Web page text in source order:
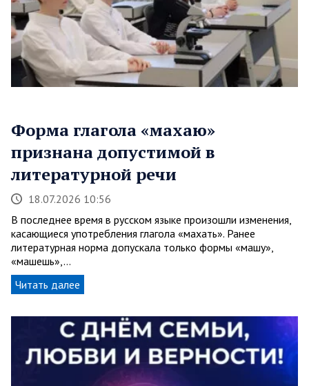
Форма глагола «махаю»
признана допустимой в
литературной речи
18.07.2026 10:56
В последнее время в русском языке произошли изменения,
касающиеся употребления глагола «махать». Ранее
литературная норма допускала только формы «машу»,
«машешь»,…
Читать далее